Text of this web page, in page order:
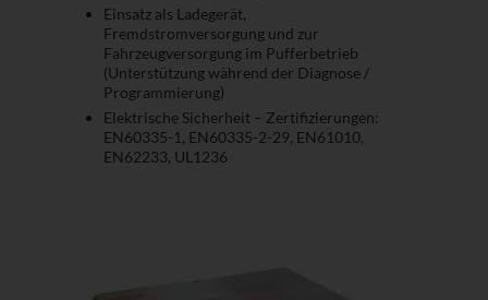
Einsatz als Ladegerät,
Fremdstromversorgung und zur
Fahrzeugversorgung im Pufferbetrieb
(Unterstützung während der Diagnose /
Programmierung)
Elektrische Sicherheit – Zertifizierungen:
EN60335-1, EN60335-2-29, EN61010,
EN62233, UL1236